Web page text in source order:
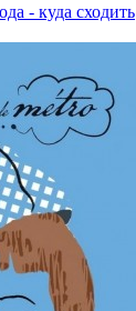
- куда сходить